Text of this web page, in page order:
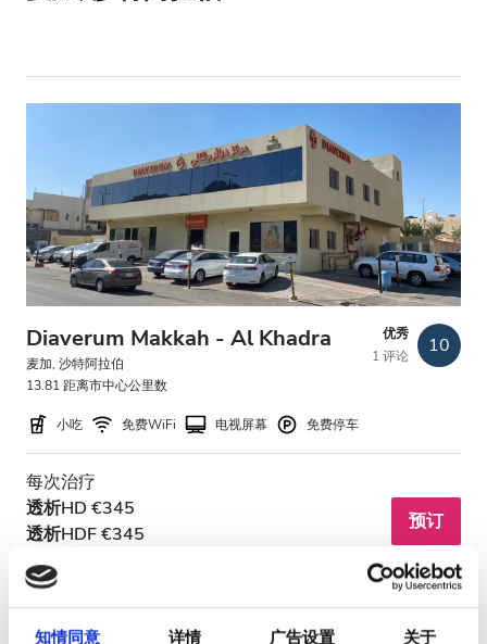
知情同意 详情 广告设置 关于
HIV患者
乙型肝炎患者
丙型肝炎患者
GHIC
小吃
免费WiFi
免费接送
Diaverum Makkah - Al Khadra
麦加, 沙特阿拉伯
13.81 距离市中心公里数
优秀
1 评论
10
小吃 免费WiFi 电视屏幕 免费停车
每次治疗
透析HD €345
透析HDF €345
预订